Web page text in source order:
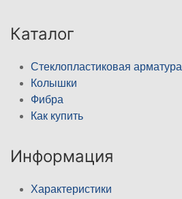
Каталог
Стеклопластиковая арматура
Колышки
Фибра
Как купить
Информация
Характеристики